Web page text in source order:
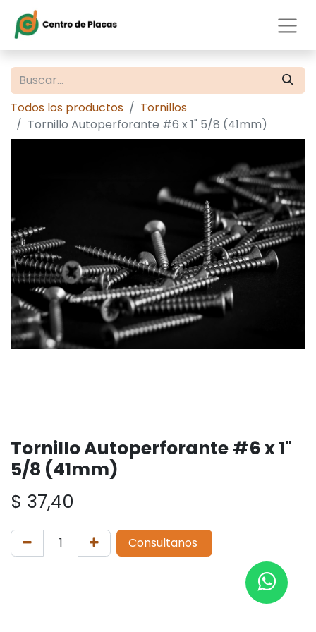
Todos los productos
Tornillos
Tornillo Autoperforante #6 x 1" 5/8 (41mm)
Tornillo Autoperforante #6 x 1"
5/8 (41mm)
$ 37,40
Consultanos